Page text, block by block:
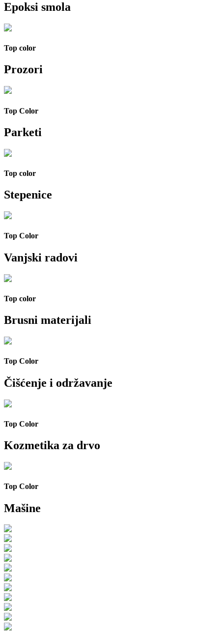
Epoksi smola
Top color
Prozori
Top Color
Parketi
Top color
Stepenice
Top Color
Vanjski radovi
Top color
Brusni materijali
Top Color
Čišćenje i održavanje
Top Color
Kozmetika za drvo
Top Color
Mašine